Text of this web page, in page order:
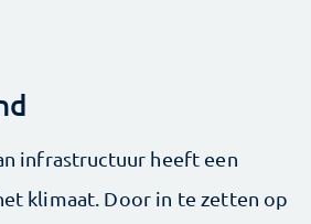
infrastructuur heeft een
klimaat. Door in te zetten op